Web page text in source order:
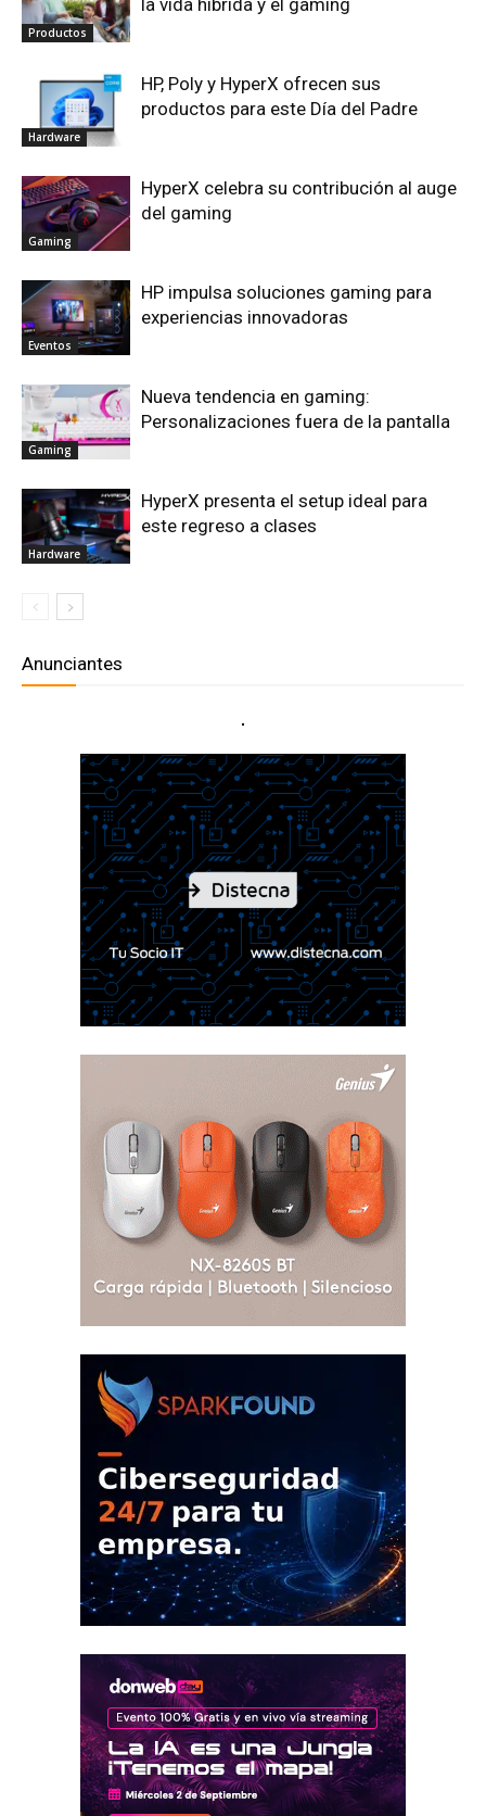
Productos
la vida híbrida y el gaming
Hardware
HP, Poly y HyperX ofrecen sus
productos para este Día del Padre
Gaming
HyperX celebra su contribución al auge
del gaming
Eventos
HP impulsa soluciones gaming para
experiencias innovadoras
Gaming
Nueva tendencia en gaming:
Personalizaciones fuera de la pantalla
Hardware
HyperX presenta el setup ideal para
este regreso a clases
Anunciantes